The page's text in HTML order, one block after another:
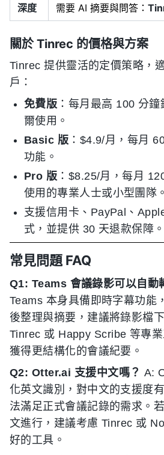
深度
需要 AI 摘要與問答：
關於 Tinrec 的價格與方案
Tinrec 提供靈活的定價策略，
戶：
免費版 ：每月最高 100 分
爾使用。
Basic 版 ：$4.9/月，每月
功能。
Pro 版 ：$8.25/月，每月
使用的專業人士或小型團隊。
支援信用卡、PayPal、
式，並提供 30 天退款保障。
常見問題 FAQ
Q1: Teams 會議錄影可以自動
Teams 本身具備即時字幕功能
後整理與摘要，建議將錄影檔
Tinrec 或 Happy Scribe 等專
獲得更結構化的會議紀要。
Q2: Otter.ai 支援中文嗎？ A:
化英文識別，對中文的支援度
法滿足正式會議記錄的需求。
文進行，建議考慮 Tinrec 或
好的工具。